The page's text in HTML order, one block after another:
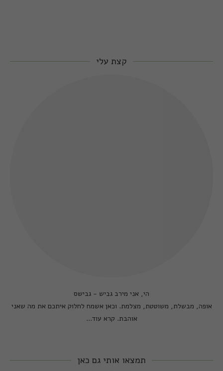
קצת עלי
הי, אני מירב גביש - גבישס
אופה, מבשלת, משוטטת, מצלמת. וכאן אשמח לחלוק איתכם את מה שאני
אוהבת. קרא עוד...
תמצאו אותי גם כאן